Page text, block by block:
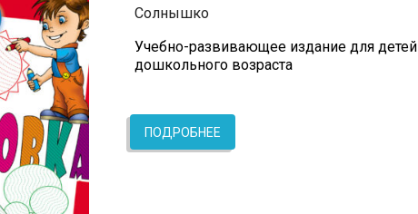
Солнышко
Учебно-развивающее издание для детей
дошкольного возраста
ПОДРОБНЕЕ